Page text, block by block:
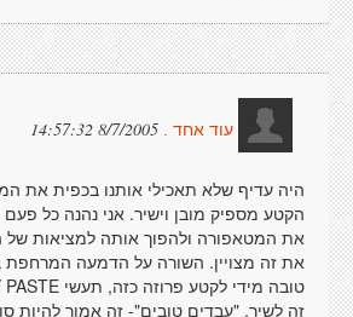
עוד אחד . 8/7/2005 14:57:32
היה עדיף שלא תאכילי אותנו בכפית את
הקטע מספיק מובן וישיר. אני נהנה כל
את המטאפורה ולהפוך אותה למציאות של
את זה מצויין. השורה על הדמעה המרחפת
זה לשיר. "עבדים טובים"- זה אמור להיות